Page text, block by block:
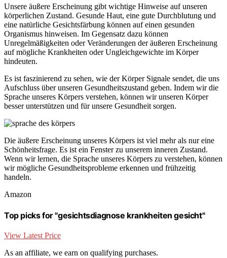
Unsere äußere Erscheinung gibt wichtige Hinweise auf unseren
körperlichen Zustand. Gesunde Haut, eine gute Durchblutung und
eine natürliche Gesichtsfärbung können auf einen gesunden
Organismus hinweisen. Im Gegensatz dazu können
Unregelmäßigkeiten oder Veränderungen der äußeren Erscheinung
auf mögliche Krankheiten oder Ungleichgewichte im Körper
hindeuten.
Es ist faszinierend zu sehen, wie der Körper Signale sendet, die uns
Aufschluss über unseren Gesundheitszustand geben. Indem wir die
Sprache unseres Körpers verstehen, können wir unseren Körper
besser unterstützen und für unsere Gesundheit sorgen.
Die äußere Erscheinung unseres Körpers ist viel mehr als nur eine
Schönheitsfrage. Es ist ein Fenster zu unserem inneren Zustand.
Wenn wir lernen, die Sprache unseres Körpers zu verstehen, können
wir mögliche Gesundheitsprobleme erkennen und frühzeitig
handeln.
Amazon
Top picks for "gesichtsdiagnose krankheiten gesicht"
View Latest Price
As an affiliate, we earn on qualifying purchases.